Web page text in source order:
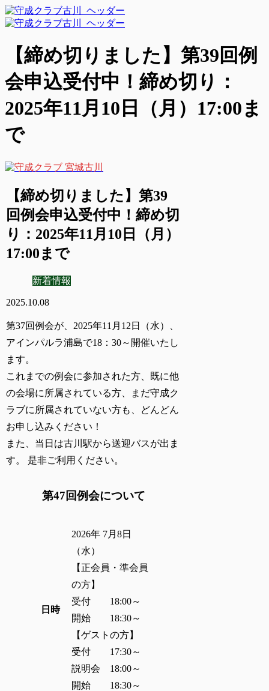
【締め切りました】第39回例
会申込受付中！締め切り：
2025年11月10日（月）17:00ま
で
【締め切りました】第39
回例会申込受付中！締め切
り：2025年11月10日（月）
17:00まで
新着情報
2025.10.08
第37回例会が、2025年11月12日（水）、
アインパルラ浦島で18：30～開催いたし
ます。
これまでの例会に参加された方、既に他
の会場に所属されている方、まだ守成ク
ラブに所属されていない方も、どんどん
お申し込みください！
また、当日は古川駅から送迎バスが出ま
す。 是非ご利用ください。
第47回例会について
日時
2026年 7月8日
（水）
【正会員・準会員
の方】
受付 18:00～
開始 18:30～
【ゲストの方】
受付 17:30～
説明会 18:00～
開始 18:30～